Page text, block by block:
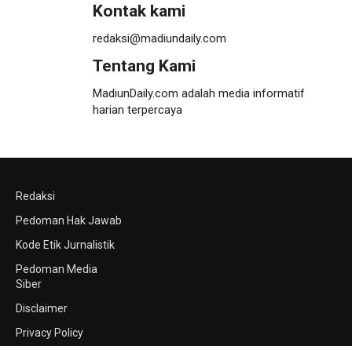
Kontak kami
redaksi@madiundaily.com
Tentang Kami
MadiunDaily.com adalah media informatif
harian terpercaya
Redaksi
Pedoman Hak Jawab
Kode Etik Jurnalistik
Pedoman Media
Siber
Disclaimer
Privacy Policy